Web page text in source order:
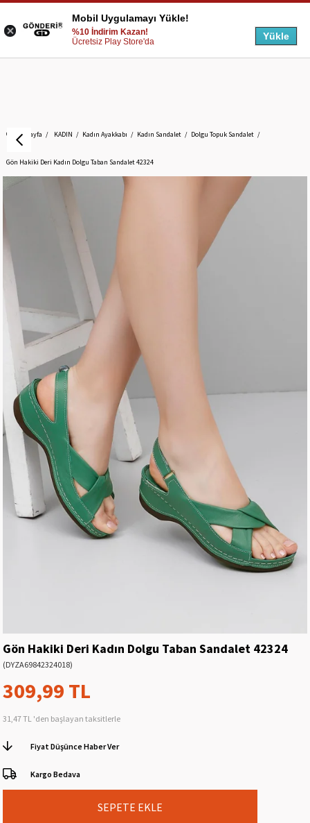
Anasayfa KADIN Kadın Ayakkabı Kadın Sandalet Dolgu Topuk Sandalet
Gön Hakiki Deri Kadın Dolgu Taban Sandalet 42324
Gön Hakiki Deri Kadın Dolgu Taban Sandalet 42324
(DYZA69842324018)
309,99 TL
31,47 TL 'den başlayan taksitlerle
Fiyat Düşünce Haber Ver
Kargo Bedava
Mobil Uygulamayı Yükle!
%10 İndirim Kazan!
Ücretsiz Play Store'da
Yükle